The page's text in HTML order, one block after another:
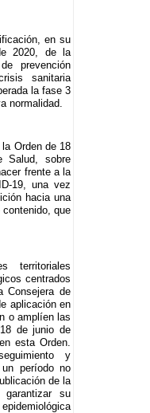
en su
2020, de la
prevención
sanitaria
la fase 3
normalidad.
Orden de 18
Salud, sobre
frente a la
19, una vez
hacia una
que
territoriales
centrados
Consejera de
aplicación en
o amplíen las
de junio de
esta Orden.
y
período no
de la
su